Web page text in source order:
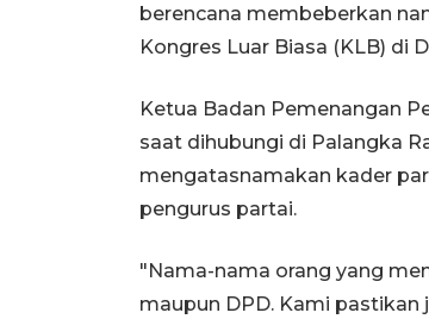
berencana membeberkan
Kongres Luar Biasa (KLB) di
Ketua Badan Pemenangan
saat dihubungi di Palangka
mengatasnamakan kader
pengurus partai.
"Nama-nama orang yang
maupun DPD. Kami